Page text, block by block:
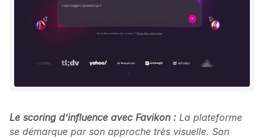
Le scoring d’influence avec Favikon : La plateforme
se démarque par son approche très visuelle. Son